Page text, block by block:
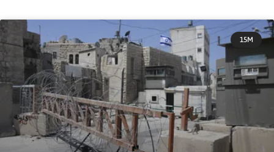
15M